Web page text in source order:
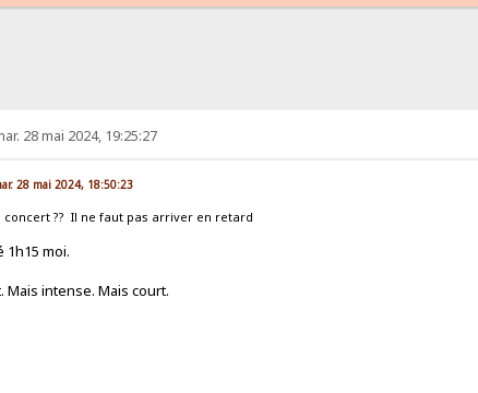
28 mai 2024, 19:25:27
28 mai 2024, 18:50:23
concert ?? Il ne faut pas arriver en retard
1h15 moi.
Mais intense. Mais court.